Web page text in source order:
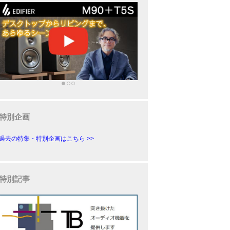
別企画
去の特集・特別企画はこちら >>
別記事